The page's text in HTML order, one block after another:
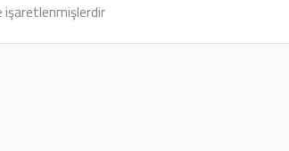
işaretlenmişlerdir